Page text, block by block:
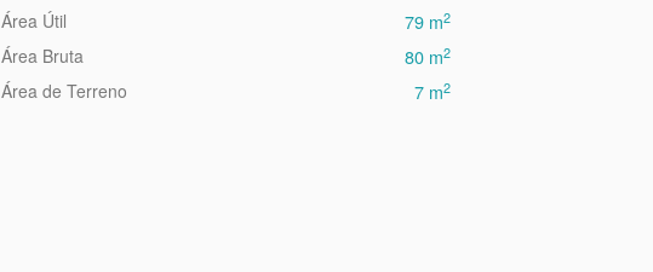
Área Útil 79 m2
Área Bruta 80 m2
Área de Terreno 7 m2